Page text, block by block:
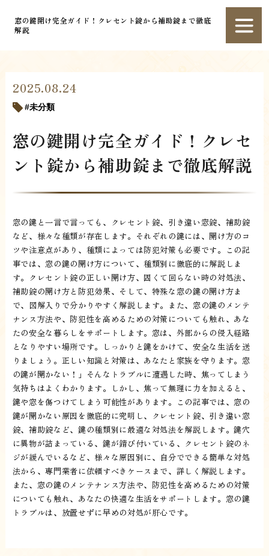
窓の鍵開け完全ガイド！クレセント錠から補助錠まで徹底
解説
2025.08.24
未分類
窓の鍵開け完全ガイド！クレセ
ント錠から補助錠まで徹底解説
窓の鍵と一言で言っても、クレセント錠、引き違い窓錠、補助錠
など、様々な種類が存在します。それぞれの鍵には、開け方のコ
ツや注意点があり、種類によっては防犯対策も必要です。この記
事では、窓の鍵の開け方について、種類別に徹底的に解説しま
す。クレセント錠の正しい開け方、固くて回らない時の対処法、
補助錠の開け方と防犯効果、そして、特殊な窓の鍵の開け方ま
で、図解入りで分かりやすく解説します。また、窓の鍵のメンテ
ナンス方法や、防犯性を高めるための対策についても触れ、あな
たの安全な暮らしをサポートします。窓は、外部からの侵入経路
となりやすい場所です。しっかりと鍵をかけて、安全な生活を送
りましょう。正しい知識と対策は、あなたと家族を守ります。窓
の鍵が開かない！」そんなトラブルに遭遇した時、焦ってしまう
気持ちはよくわかります。しかし、焦って無理に力を加えると、
鍵や窓を傷つけてしまう可能性があります。この記事では、窓の
鍵が開かない原因を徹底的に究明し、クレセント錠、引き違い窓
錠、補助錠など、鍵の種類別に最適な対処法を解説します。鍵穴
に異物が詰まっている、鍵が錆び付いている、クレセント錠のネ
ジが緩んでいるなど、様々な原因別に、自分でできる簡単な対処
法から、専門業者に依頼すべきケースまで、詳しく解説します。
また、窓の鍵のメンテナンス方法や、防犯性を高めるための対策
についても触れ、あなたの快適な生活をサポートします。窓の鍵
トラブルは、放置せずに早めの対処が肝心です。